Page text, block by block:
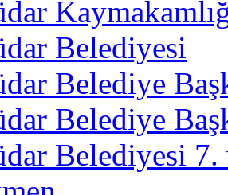
Belediyesi
Belediye
Belediye
Belediyesi